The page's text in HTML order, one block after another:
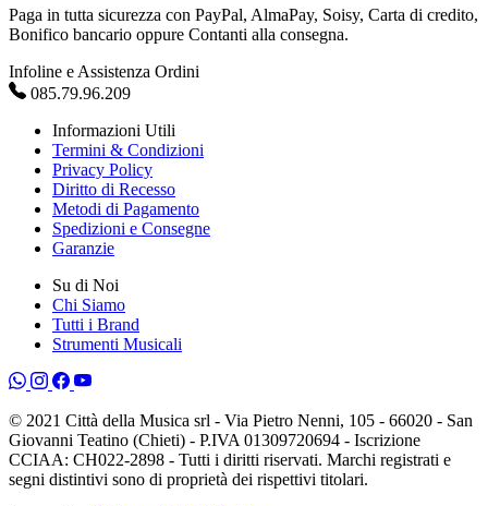
Paga in tutta sicurezza con PayPal, AlmaPay, Soisy, Carta di credito,
Bonifico bancario oppure Contanti alla consegna.
Infoline e Assistenza Ordini
085.79.96.209
Informazioni Utili
Termini & Condizioni
Privacy Policy
Diritto di Recesso
Metodi di Pagamento
Spedizioni e Consegne
Garanzie
Su di Noi
Chi Siamo
Tutti i Brand
Strumenti Musicali
© 2021 Città della Musica srl - Via Pietro Nenni, 105 - 66020 - San
Giovanni Teatino (Chieti) - P.IVA 01309720694 - Iscrizione
CCIAA: CH022-2898 - Tutti i diritti riservati. Marchi registrati e
segni distintivi sono di proprietà dei rispettivi titolari.